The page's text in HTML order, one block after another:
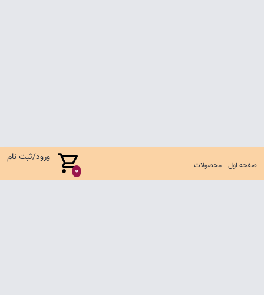
صفحه اول محصولات 0
ورود/ثبت نام